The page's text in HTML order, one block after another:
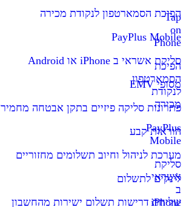
Tap
on
Phone
הפיכת
הסמארטפון
לנקודת
מכירה
PayPlus
Mobile
סליקת
אשראי
ב
iPhone
הפיכת הסמארטפון לנקודת מכירה
PayPlus Mobile
סליקת אשראי ב iPhone או Android
מסופי EMV
פתרונות סליקה פיזיים בתקן אבטחה מחמיר
הוראות קבע
מערכת לניהול וחיוב תשלומים מחזוריים
לינקים לתשלום
שליחת דרישות תשלום ישירות מהחשבון